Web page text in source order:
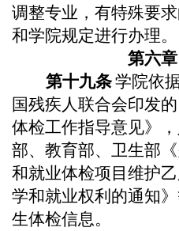
调整专业，有特殊要
和学院规定进行办理。
第六
第十九条学院依
国残疾人联合会印发
体检工作指导意见》
部、教育部、卫生部
和就业体检项目维护
学和就业权利的通知
生体检信息。